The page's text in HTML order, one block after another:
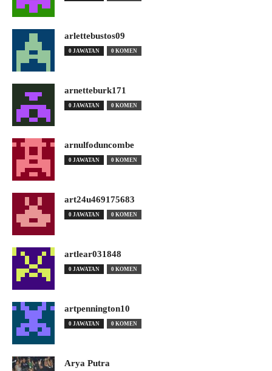
arlettebustos09
0 JAWATAN 0 KOMEN
arnetteburk171
0 JAWATAN 0 KOMEN
arnulfoduncombe
0 JAWATAN 0 KOMEN
art24u469175683
0 JAWATAN 0 KOMEN
artlear031848
0 JAWATAN 0 KOMEN
artpennington10
0 JAWATAN 0 KOMEN
Arya Putra